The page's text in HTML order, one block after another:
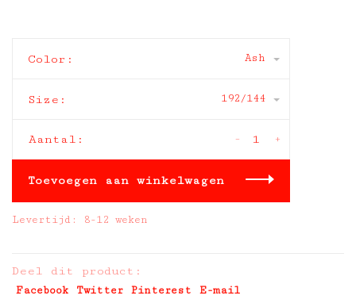
Color: Ash
Size: 192/144
Aantal: +
-
Toevoegen aan winkelwagen
Levertijd: 8-12 weken
Deel dit product:
Facebook Twitter Pinterest E-mail